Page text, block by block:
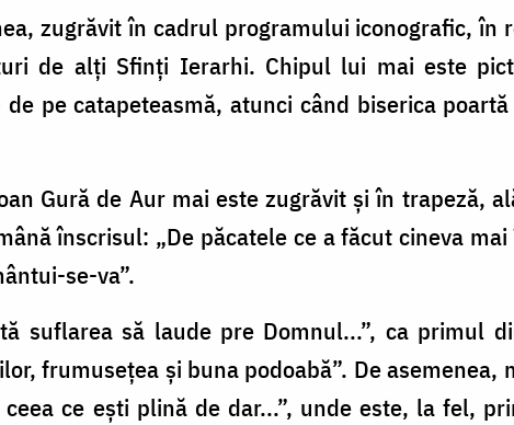
zugrăvit în cadrul programului iconografic, în
de alți Sfinți Ierarhi. Chipul lui mai este
pe catapeteasmă, atunci când biserica
Gură de Aur mai este zugrăvit și în trapeză,
înscrisul: „De păcatele ce a făcut cineva
se-va”.
suflarea să laude pre Domnul...”, ca primul
frumusețea și buna podoabă”. De asemenea,
ce ești plină de dar...”, unde este, la fel,